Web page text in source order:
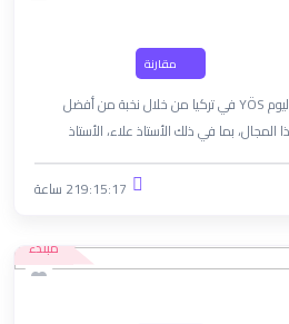
مقارنة
منصة يوس وي كان تقدم مناهج اليوم YÖS في تركيا من خلال نخبة من أفضل
بما في ذلك الأستاذ علاء، الأستاذ
ناصيف، الأستاذ أحمد معيرية، والآنسة نسرين رحال. نرحب بكم في دورة مستجدين 3 -
219:15:17 ساعة
مبتدء